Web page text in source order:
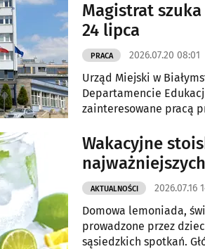
Magistrat
24 lipca
PRACA 2026.07.20 08:01
Urząd Miejski w
Departamencie
zainteresowane pracą
Wakacyjne
AKTUALNOŚCI 2026.07.16
Domowa lemoniada,
prowadzone przez
sąsiedzkich spotkań.